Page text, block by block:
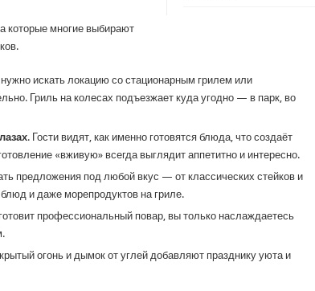
которые многие выбирают
искать локацию со стационарным грилем или
Гриль на колесах подъезжает куда угодно — в парк, во
. Гости видят, как именно готовятся блюда, что создаёт
«вживую» всегда выглядит аппетитно и интересно.
предложения под любой вкус — от классических стейков и
и даже морепродуктов на гриле.
профессиональный повар, вы только наслаждаетесь
огонь и дымок от углей добавляют празднику уюта и